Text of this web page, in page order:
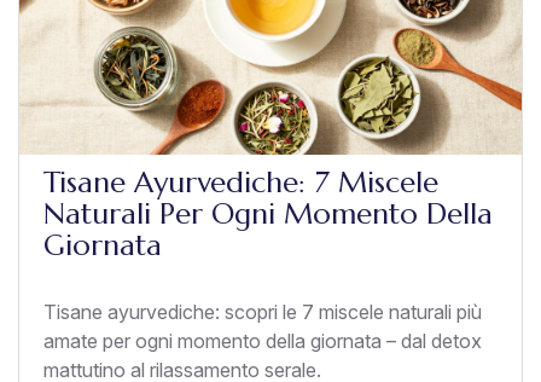
Tisane Ayurvediche: 7 Miscele
Naturali Per Ogni Momento Della
Giornata
Tisane ayurvediche: scopri le 7 miscele naturali più
amate per ogni momento della giornata – dal detox
mattutino al rilassamento serale.